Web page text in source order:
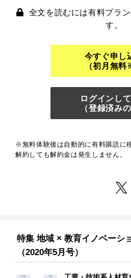
全文を読むには有料プラ
す。
今すぐ申し
（初月無料
ログインし
（登録済みの
※無料体験後は自動的に有料購読に
解約しても解約金は発生しません。
特集 地域 × 教育イノベーシ
（2020年5月号）